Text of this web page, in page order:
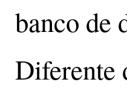
banco de
Diferente